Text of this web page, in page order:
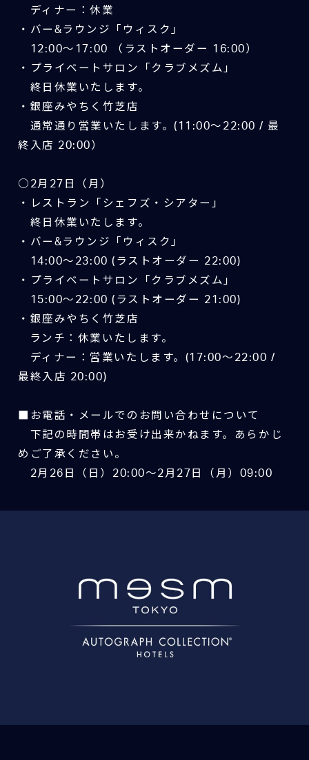
ディナー：休業
・バー&ラウンジ「ウィスク」
12:00～17:00 （ラストオーダー 16:00）
・プライベートサロン「クラブメズム」
終日休業いたします。
・銀座みやちく竹芝店
通常通り営業いたします。(11:00～22:00 / 最
終入店 20:00）
○2月27日（月）
・レストラン「シェフズ・シアター」
終日休業いたします。
・バー&ラウンジ「ウィスク」
14:00～23:00 (ラストオーダー 22:00)
・プライベートサロン「クラブメズム」
15:00～22:00 (ラストオーダー 21:00)
・銀座みやちく竹芝店
ランチ：休業いたします。
ディナー：営業いたします。(17:00～22:00 /
最終入店 20:00)
■お電話・メールでのお問い合わせについて
下記の時間帯はお受け出来かねます。あらかじ
めご了承ください。
2月26日（日）20:00～2月27日（月）09:00